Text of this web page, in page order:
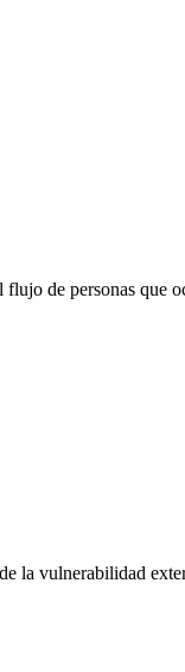
de personas que
la vulnerabilidad